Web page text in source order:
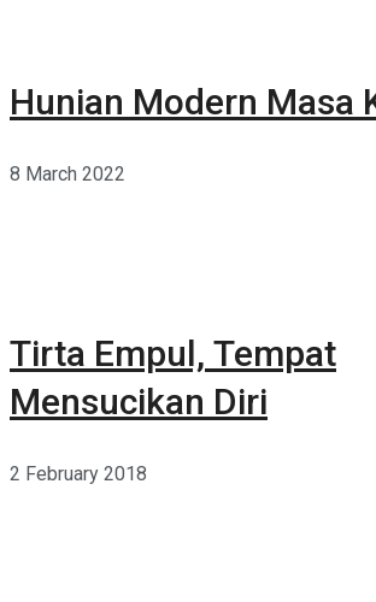
Hunian Modern Masa
8 March 2022
Tirta Empul, Tempat
Mensucikan Diri
2 February 2018